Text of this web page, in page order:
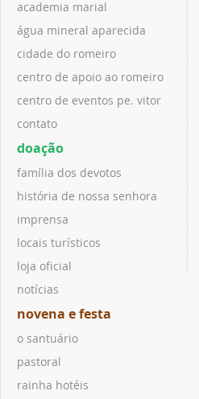
academia marial
água mineral aparecida
cidade do romeiro
centro de apoio ao romeiro
centro de eventos pe. vitor
contato
doação
família dos devotos
história de nossa senhora
imprensa
locais turísticos
loja oficial
notícias
novena e festa
o santuário
pastoral
rainha hotéis